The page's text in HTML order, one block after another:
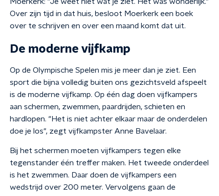
Over zijn tijd in dat huis, besloot Moerkerk een boek
over te schrijven en over een maand komt dat uit.
De moderne vijfkamp
Op de Olympische Spelen mis je meer dan je ziet. Een
sport die bijna volledig buiten ons gezichtsveld afspeelt
is de moderne vijfkamp. Op één dag doen vijfkampers
aan schermen, zwemmen, paardrijden, schieten en
hardlopen. "Het is niet achter elkaar maar de onderdelen
doe je los", zegt vijfkampster Anne Bavelaar.
Bij het schermen moeten vijfkampers tegen elke
tegenstander één treffer maken. Het tweede onderdeel
is het zwemmen. Daar doen de vijfkampers een
wedstrijd over 200 meter. Vervolgens gaan de